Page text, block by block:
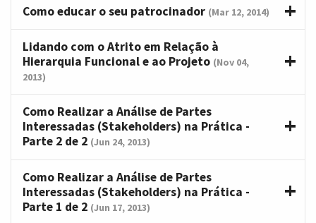
Como educar o seu patrocinador (Mar 12, 2014)
Lidando com o Atrito em Relação à
Hierarquia Funcional e ao Projeto (Nov 04,
2013)
Como Realizar a Análise de Partes
Interessadas (Stakeholders) na Prática -
Parte 2 de 2 (Jun 24, 2013)
Como Realizar a Análise de Partes
Interessadas (Stakeholders) na Prática -
Parte 1 de 2 (Jun 17, 2013)